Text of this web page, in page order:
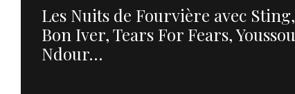
Les Nuits de Fourvière avec Sting,
Bon Iver, Tears For Fears, Youssou
Ndour…